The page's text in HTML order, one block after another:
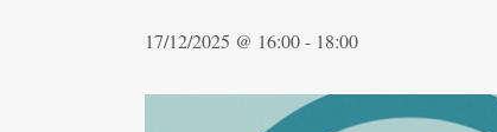
17/12/2025 @ 16:00- 18:00